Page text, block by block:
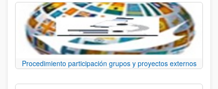
Procedimiento participación grupos y proyectos externos